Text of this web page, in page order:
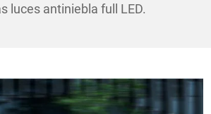
luces antiniebla full LED.